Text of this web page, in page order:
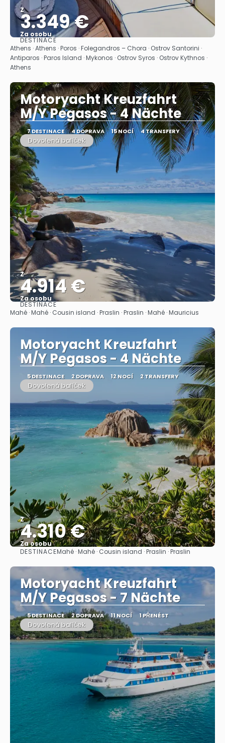
Z
3.349 €
Za osobu
Zobrazit
DESTINACE
Athens · Athens · Poros · Folegandros – Chora · Ostrov Santorini ·
Antiparos · Paros Island · Mykonos · Ostrov Syros · Ostrov Kythnos ·
Athens
Motoryacht Kreuzfahrt
M/Y Pegasos - 4 Nächte
7 DESTINACE 4 DOPRAVA 15 NOCÍ 4 TRANSFERY
Dovolená balíček
Z
4.914 €
Za osobu
Zobrazit
DESTINACE
Mahé · Mahé · Cousin island · Praslin · Praslin · Mahé · Mauricius
Motoryacht Kreuzfahrt
M/Y Pegasos - 4 Nächte
5 DESTINACE 2 DOPRAVA 12 NOCÍ 2 TRANSFERY
Dovolená balíček
Z
4.310 €
Za osobu
Zobrazit
DESTINACEMahé · Mahé · Cousin island · Praslin · Praslin
Motoryacht Kreuzfahrt
M/Y Pegasos - 7 Nächte
5 DESTINACE 2 DOPRAVA 11 NOCÍ 1 PŘENÉST
Dovolená balíček